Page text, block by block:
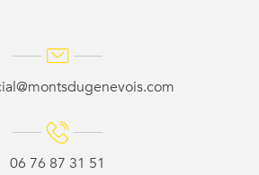
06 76 87 31 51